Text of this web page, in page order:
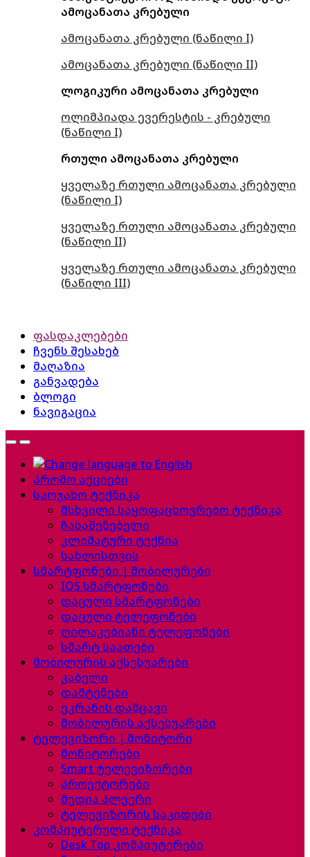
ამოცანათა კრებული
ამოცანათა კრებული (ნაწილი I)
ამოცანათა კრებული (ნაწილი II)
ლოგიკური ამოცანათა კრებული
ოლიმპიადა ევერესტის - კრებული
(ნაწილი I)
რთული ამოცანათა კრებული
ყველაზე რთული ამოცანათა კრებული
(ნაწილი I)
ყველაზე რთული ამოცანათა კრებული
(ნაწილი II)
ყველაზე რთული ამოცანათა კრებული
(ნაწილი III)
ფასდაკლებები
ჩვენს შესახებ
მაღაზია
განვადება
ბლოგი
ნავიგაცია
პრომო აქციები
საოჯახო ტექნიკა
მსხვილი საყოფაცხოვრებო ტექნიკა
ჩასაშენებელი
კლიმატური ტექნია
სახლისთვის
სმარტფონები | მობილურები
IOS სმარტფონები
დაცული სმარტფონები
დაცული ტელეფონები
ღილაკებიანი ტელეფონები
სმარტ საათები
მობილურის აქსესუარები
კაბელი
დამტენები
ეკრანის დამცავი
მობილურის აქსესუარები
ტელევიზორი | მონიტორი
მონიტორები
Smart ტელევიზორები
პროექტორები
მედია პლეერი
ტელევიზორის საკიდები
კომპიუტერული ტექნიკა
Desk Top კომპიუტერები